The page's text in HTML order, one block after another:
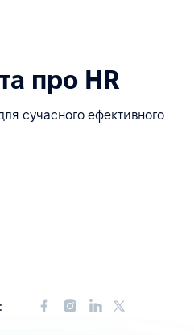
про HR
сучасного ефективного